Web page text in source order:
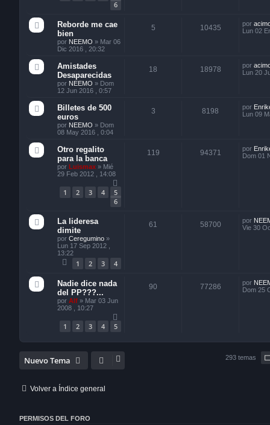
6
Reborde me cae
bien
por NEEMO » Mar 06
Dic 2016 , 20:32
5 10435 por
Lun 02
Amistades
Desaparecidas
por NEEMO » Dom
12 Jun 2016 , 0:57
18 18978 por
Lun 20
Billetes de 500
euros
por NEEMO » Dom
08 May 2016 , 0:04
3 8198 por
Lun 09
Otro regalito
para la banca
por Luismax » Mié
29 Feb 2012 , 14:08
1 2 3 4
5
6
119 94371 por
Dom 01
La lideresa
dimite
por Ceregumino »
Lun 17 Sep 2012 ,
13:22
1 2 3 4
61 58700 por
Vie 30
Nadie dice nada
del PP???...
por Alf » Mar 03 Jun
2008 , 10:27
1 2 3 4 5
90 77286 por
Dom 25
Nuevo Tema 293 temas
Volver a Índice general
PERMISOS DEL FORO